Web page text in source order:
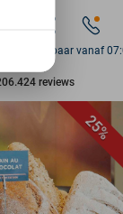
reviews
Bereikbaar vanaf
25%